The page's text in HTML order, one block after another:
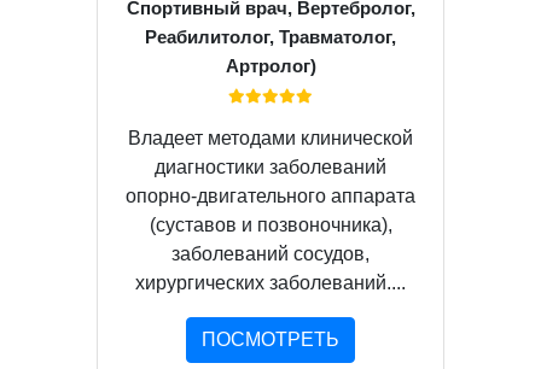
Спортивный врач, Вертебролог,
Реабилитолог, Травматолог,
Артролог)
Владеет методами клинической
диагностики заболеваний
опорно-двигательного аппарата
(суставов и позвоночника),
заболеваний сосудов,
хирургических заболеваний....
ПОСМОТРЕТЬ